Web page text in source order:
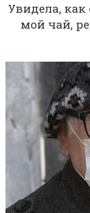
Увидела, как
мой чай,